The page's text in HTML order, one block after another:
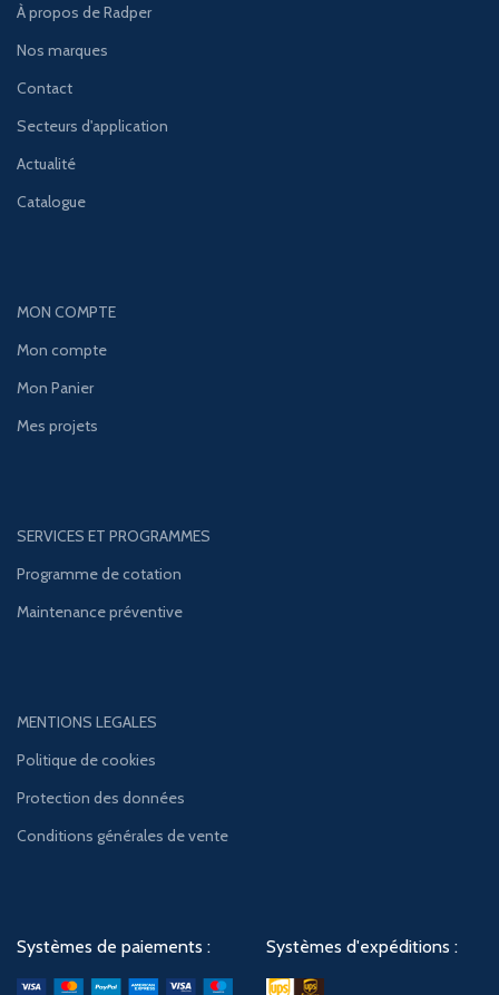
À propos de Radper
Nos marques
Contact
Secteurs d'application
Actualité
Catalogue
MON COMPTE
Mon compte
Mon Panier
Mes projets
SERVICES ET PROGRAMMES
Programme de cotation
Maintenance préventive
MENTIONS LEGALES
Politique de cookies
Protection des données
Conditions générales de vente
Systèmes de paiements : Systèmes d'expéditions :